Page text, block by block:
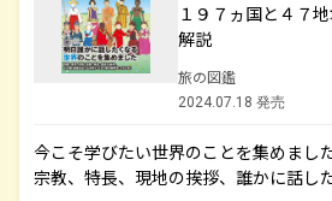
１９７ヵ国と４７
解説
旅の図鑑
2024.07.18 発売
今こそ学びたい世界のことを集めまし
宗教、特長、現地の挨拶、誰かに話し